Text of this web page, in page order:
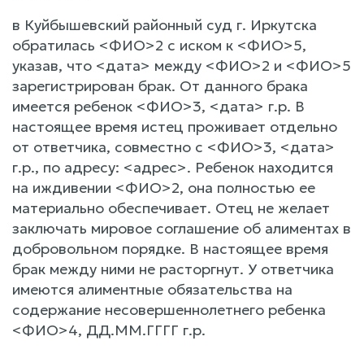
в Куйбышевский районный суд г. Иркутска
обратилась <ФИО>2 с иском к <ФИО>5,
указав, что <дата> между <ФИО>2 и <ФИО>5
зарегистрирован брак. От данного брака
имеется ребенок <ФИО>3, <дата> г.р. В
настоящее время истец проживает отдельно
от ответчика, совместно с <ФИО>3, <дата>
г.р., по адресу: <адрес>. Ребенок находится
на иждивении <ФИО>2, она полностью ее
материально обеспечивает. Отец не желает
заключать мировое соглашение об алиментах в
добровольном порядке. В настоящее время
брак между ними не расторгнут. У ответчика
имеются алиментные обязательства на
содержание несовершеннолетнего ребенка
<ФИО>4, ДД.ММ.ГГГГ г.р.